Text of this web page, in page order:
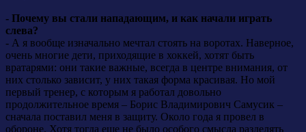
- Почему вы стали нападающим, и как начали играть
слева?
- А я вообще изначально мечтал стоять на воротах. Наверное,
очень многие дети, приходящие в хоккей, хотят быть
вратарями: они такие важные, всегда в центре внимания, от
них столько зависит, у них такая форма красивая. Но мой
первый тренер, с которым я работал довольно
продолжительное время – Борис Владимирович Самусик –
сначала поставил меня в защиту. Около года я провел в
обороне. Хотя тогда еще не было особого смысла разделять